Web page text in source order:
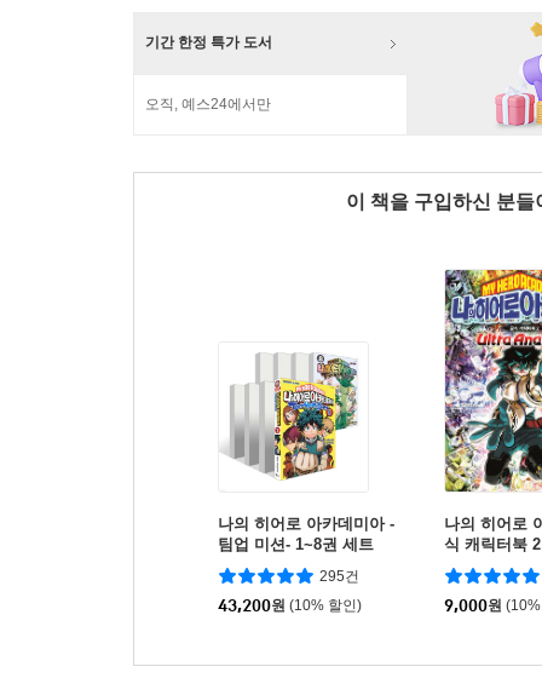
기간 한정 특가 도서
오직, 예스24에서만
이 책을 구입하신 분
나의 히어로 아카데미아 -
팀업 미션- 1~8권 세트
295건
43,200원 (10% 할인)
나의 히어로
식 캐릭터북 2
9,000원